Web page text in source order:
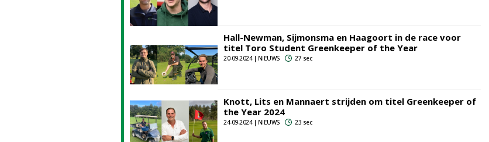
Hall-Newman, Sijmonsma en Haagoort in de race voor
titel Toro Student Greenkeeper of the Year
20-09-2024 | NIEUWS 27 sec
Knott, Lits en Mannaert strijden om titel Greenkeeper of
the Year 2024
24-09-2024 | NIEUWS 23 sec